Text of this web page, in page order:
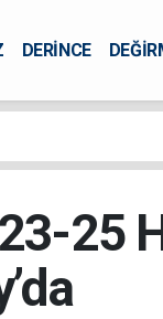
DERİNCE
25